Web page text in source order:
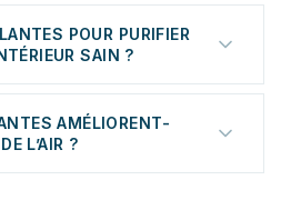
POUR PURIFIER
SAIN ?
et pur dans votre intérieur
question de confort, mais
jour, nous sommes exposés
AMÉLIORENT-
L’AIR ?